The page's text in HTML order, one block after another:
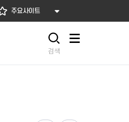
주요사이트
검색
사이트맵